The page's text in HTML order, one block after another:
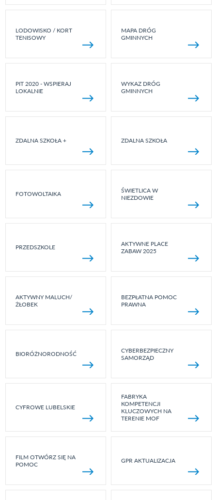
LODOWISKO / KORT
TENISOWY
MAPA DRÓG
GMINNYCH
PIT 2020 - WSPIERAJ
LOKALNIE
WYKAZ DRÓG
GMINNYCH
ZDALNA SZKOŁA + ZDALNA SZKOŁA
FOTOWOLTAIKA
ŚWIETLICA W
NIEZDOWIE
PRZEDSZKOLE
AKTYWNE PLACE
ZABAW 2025
AKTYWNY MALUCH/
ŻŁOBEK
BEZPŁATNA POMOC
PRAWNA
BIORÓŻNORODNOŚĆ
CYBERBEZPIECZNY
SAMORZĄD
CYFROWE LUBELSKIE
FABRYKA
KOMPETENCJI
KLUCZOWYCH NA
TERENIE MOF
FILM OTWÓRZ SIĘ NA
POMOC
GPR AKTUALIZACJA